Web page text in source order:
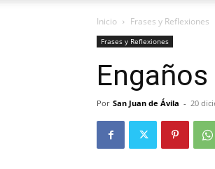
Inicio Frases y Reflexiones
Frases y Reflexiones
Por San Juan de Ávila - 20